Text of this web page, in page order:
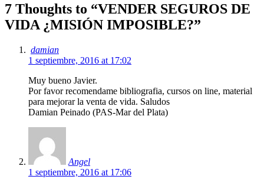
7 Thoughts to “VENDER SEGUROS DE
VIDA ¿MISIÓN IMPOSIBLE?”
damian
1 septiembre, 2016 at 17:02
Muy bueno Javier.
Por favor recomendame bibliografia, cursos on line, material
para mejorar la venta de vida. Saludos
Damian Peinado (PAS-Mar del Plata)
Angel
1 septiembre, 2016 at 17:06